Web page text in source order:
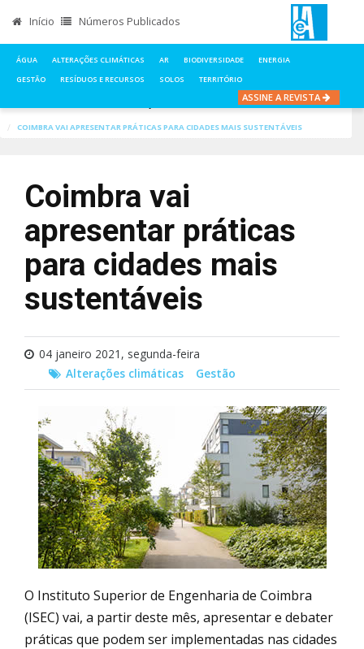
Início Números Publicados
ÁGUA ALTERAÇÕES CLIMÁTICAS AR BIODIVERSIDADE
ENERGIA
GESTÃO
RESÍDUOS E RECURSOS SOLOS TERRITÓRIO
ASSINE A REVISTA
COIMBRA VAI APRESENTAR PRÁTICAS PARA CIDADES MAIS SUSTENTÁVEIS
Coimbra vai
apresentar práticas
para cidades mais
sustentáveis
04 janeiro 2021, segunda-feira
Alterações climáticas
Gestão
O Instituto Superior de Engenharia de Coimbra
(ISEC) vai, a partir deste mês, apresentar e debater
práticas que podem ser implementadas nas cidades